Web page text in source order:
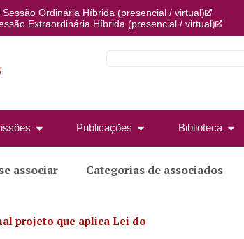
Sessão Ordinária Híbrida (presencial / virtual)
Extraordinária Híbrida (presencial / virtual)
Publicações Biblioteca
associar Categorias de associados
projeto que aplica Lei do